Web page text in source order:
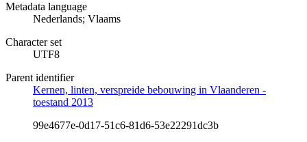
Metadata language
Nederlands; Vlaams
Character set
UTF8
Parent identifier
Kernen, linten, verspreide bebouwing in Vlaanderen -
toestand 2013
99e4677e-0d17-51c6-81d6-53e22291dc3b